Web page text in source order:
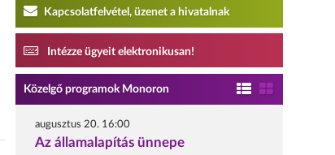
Kapcsolatfelvétel, üzenet a hivatalnak
Intézze ügyeit elektronikusan!
Közelgő programok Monoron
augusztus 20. 16:00
Az államalapítás ünnepe